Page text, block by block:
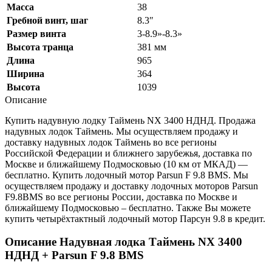
Масса
38
Гребной винт, шаг
8.3″
Размер винта
3-8.9»-8.3»
Высота транца
381 мм
Длина
965
Ширина
364
Высота
1039
Описание
Купить надувную лодку Таймень NX 3400 НДНД. Продажа
надувных лодок Таймень. Мы осуществляем продажу и
доставку надувных лодок Таймень во все регионы
Российской Федерации и ближнего зарубежья, доставка по
Москве и ближайшему Подмосковью (10 км от МКАД) —
бесплатно. Купить лодочный мотор Parsun F 9.8 BMS. Мы
осуществляем продажу и доставку лодочных моторов Parsun
F9.8BMS во все регионы России, доставка по Москве и
ближайшему Подмосковью – бесплатно. Также Вы можете
купить четырёхтактный лодочный мотор Парсун 9.8 в кредит.
Описание Надувная лодка Таймень NX 3400
НДНД + Parsun F 9.8 BMS